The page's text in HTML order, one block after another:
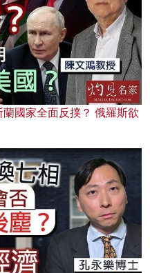
國家全面反撲？ 俄羅斯欲